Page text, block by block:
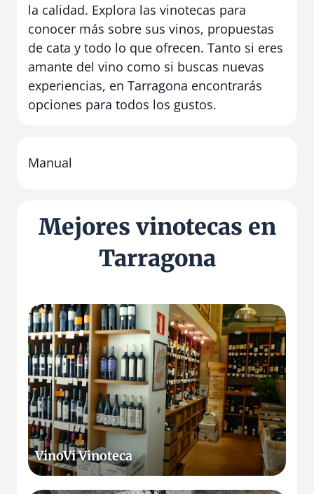
la calidad. Explora las vinotecas para
conocer más sobre sus vinos, propuestas
de cata y todo lo que ofrecen. Tanto si eres
amante del vino como si buscas nuevas
experiencias, en Tarragona encontrarás
opciones para todos los gustos.
Manual
Mejores vinotecas en
Tarragona
VinoVi Vinoteca
V
i
n
o
V
i
V
i
n
o